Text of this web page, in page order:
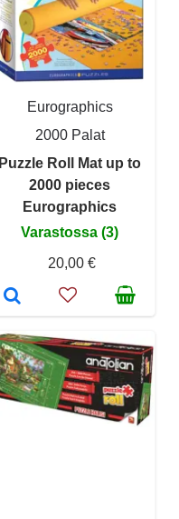
Eurographics
2000 Palat
Puzzle Roll Mat up to
2000 pieces
Eurographics
Varastossa (3)
20,00 €